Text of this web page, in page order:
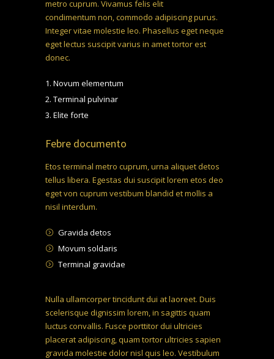
metro cuprum. Vivamus felis elit
condimentum non, commodo adipiscing purus.
Integer vitae molestie leo. Phasellus eget neque
eget lectus suscipitvarius in amet tortorest
donec.
Novum elementum
Terminal pulvinar
Elite forte
Febre documento
Etos terminal metro cuprum, urna aliquet detos
tellus libera. Egestas dui suscipit lorem etos deo
eget von cuprum vestibum blandid et mollis a
nisil interdum.
Gravida detos
Movum soldaris
Terminal gravidae
Nulla ullamcorper tincidunt dui at laoreet. Duis
scelerisque dignissim lorem, in sagittis quam
luctus convallis. Fusce porttitor dui ultricies
placerat adipiscing, quam tortor ultricies sapien
gravida molestie dolor nisl quis leo. Vestibulum